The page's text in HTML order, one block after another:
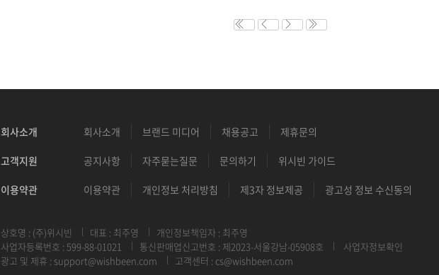
회사소개 회사소개 브랜드 미디어 채용공고 제휴문의
고객지원 공지사항 자주묻는질문 문의하기 위시빈 가이드
이용약관 이용약관 개인정보 처리방침 제3자 정보제공 광고성 정보 수신동의
상호명 : (주)위시빈 대표 : 최주영
개인정보책임자 : 최주영
사업자등록번호 : 599-88-01021
통신판매업신고번호 : 제2023-서울강남-05908호
사업자정보확인
광고 및 제휴 : support@wishbeen.com 고객센터 : cs@wishbeen.com